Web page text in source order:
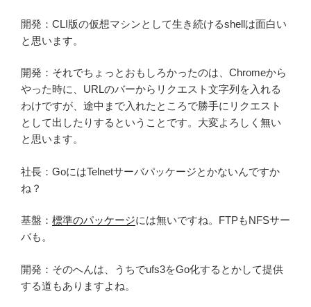
開発：CLI版の仮想マシンとして生き続けるshellは面白い
と思います。
開発：それでちょっとおもしろかったのは、Chromeから
やった時に、URLのバーからリクエスト文字列を入れる
わけですが、途中まで入れたところで勝手にリクエスト
として出したりするということです。大変よろしく無い
と思います。
社長：GoにはTelnetサーバパッケージとかないんですか
ね？
基盤： 標準のパッケージには無いですね。FTPもNFSサー
バも。
開発：そのへんは、うちでufs3をGo化するとかして提供
する道もありますよね。